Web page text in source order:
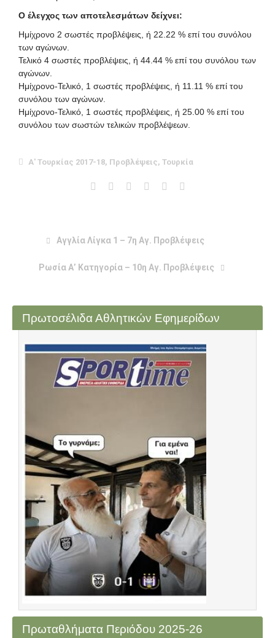
Ο έλεγχος των αποτελεσμάτων δείχνει:
Ημίχρονο 2 σωστές προβλέψεις, ή 22.22 % επί του συνόλου
των αγώνων.
Τελικό 4 σωστές προβλέψεις, ή 44.44 % επί του συνόλου των
αγώνων.
Ημίχρονο-Τελικό, 1 σωστές προβλέψεις, ή 11.11 % επί του
συνόλου των αγώνων.
Ημίχρονο-Τελικό, 1 σωστές προβλέψεις, ή 25.00 % επί του
συνόλου των σωστών τελικών προβλέψεων.
Α' Τουρκίας 2017-18, Προβλέψεις, Τουρκία
Αγγλία Λίγκα 1 – 7η Αγ. Προβλέψεις
Ρωσία Α’ Κατηγορία – 10η Αγ. Προβλέψεις
Πρωτοσέλιδα Αθλητικών Εφημερίδων
Πρωταθλήματα Περιόδου 2025-26